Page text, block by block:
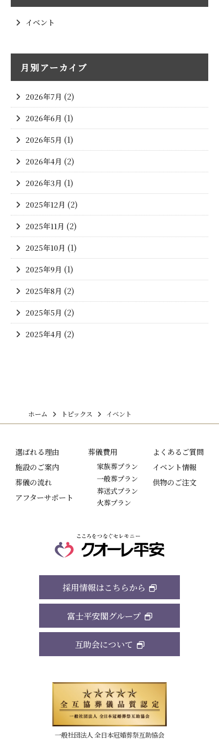
イベント
月別アーカイブ
2026年7月 (2)
2026年6月 (1)
2026年5月 (1)
2026年4月 (2)
2026年3月 (1)
2025年12月 (2)
2025年11月 (2)
2025年10月 (1)
2025年9月 (1)
2025年8月 (2)
2025年5月 (2)
2025年4月 (2)
ホーム トピックス イベント
採用情報はこちらから
富士平安閣グループ
互助会について
選ばれる理由
施設のご案内
葬儀の流れ
アフターサポート
葬儀費用
家族葬プラン
一般葬プラン
葬送式プラン
火葬プラン
よくあるご質問
イベント情報
供物のご注文
一般社団法人 全日本冠婚葬祭互助協会